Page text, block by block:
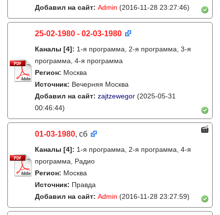
Добавил на сайт: Admin (2016-11-28 23:27:46)
25-02-1980 - 02-03-1980
Каналы [4]: 1-я программа, 2-я программа, 3-я
программа, 4-я программа
Регион: Москва
Источник: Вечерняя Москва
Добавил на сайт: zajtzewegor (2025-05-31
00:46:44)
01-03-1980, сб
Каналы [4]: 1-я программа, 2-я программа, 4-я
программа, Радио
Регион: Москва
Источник: Правда
Добавил на сайт: Admin (2016-11-28 23:27:59)